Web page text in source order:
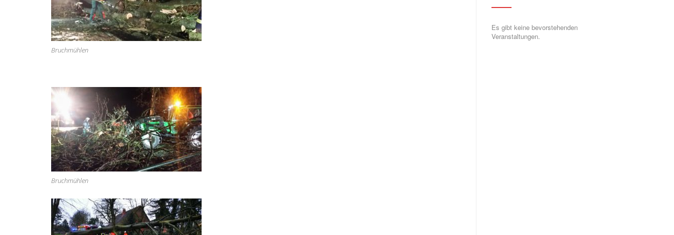
Bruchmühlen
Bruchmühlen
Es gibt keine bevorstehenden
Veranstaltungen.